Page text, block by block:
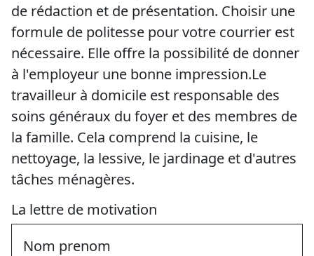
de rédaction et de présentation. Choisir une
formule de politesse pour votre courrier est
nécessaire. Elle offre la possibilité de donner
à l'employeur une bonne impression.Le
travailleur à domicile est responsable des
soins généraux du foyer et des membres de
la famille. Cela comprend la cuisine, le
nettoyage, la lessive, le jardinage et d'autres
tâches ménagères.
La lettre de motivation
Nom prenom